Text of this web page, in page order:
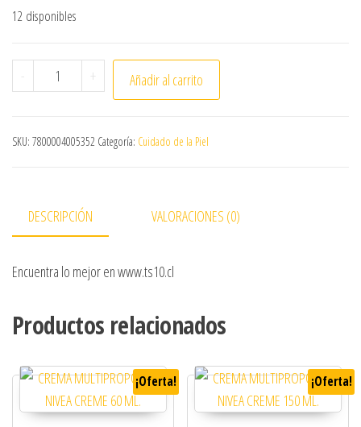
12 disponibles
- PROTECTOR SOLAR LEBLON BABY KIDS FPS 50 50 GR.
+ Añadir al carrito
SKU: 7800004005352 Categoría: Cuidado de la Piel
DESCRIPCIÓN VALORACIONES (0)
Encuentra lo mejor en www.ts10.cl
Productos relacionados
¡Oferta! ¡Oferta!